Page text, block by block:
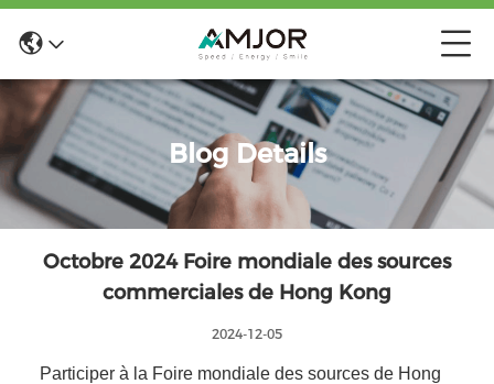
Blog Details
Octobre 2024 Foire mondiale des sources
commerciales de Hong Kong
2024-12-05
Participer à la Foire mondiale des sources de Hong